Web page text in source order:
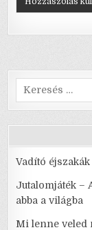
Search
for:
Vadító
Jutalomjáték –
abba a világba
Mi lenne veled